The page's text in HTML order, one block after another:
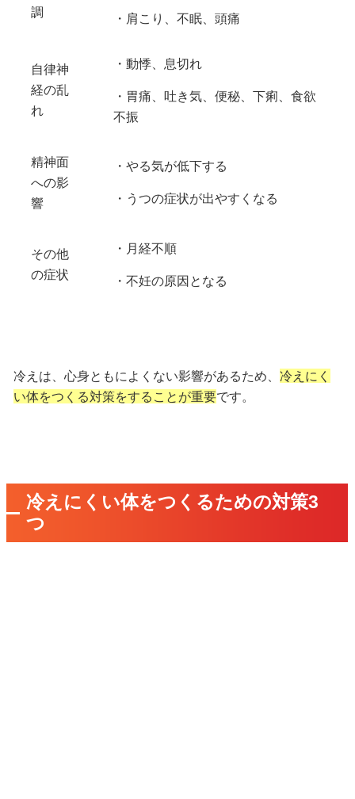
調
・肩こり、不眠、頭痛
自律神
経の乱
れ
・動悸、息切れ
・胃痛、吐き気、便秘、下痢、食欲
不振
精神面
への影
響
・やる気が低下する
・うつの症状が出やすくなる
その他
の症状
・月経不順
・不妊の原因となる
冷えは、心身ともによくない影響があるため、 冷えにく
い体をつくる対策をすることが重要です。
冷えにくい体をつくるための対策3
つ